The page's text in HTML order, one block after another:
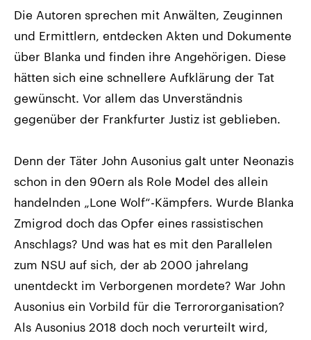
Die Autoren sprechen mit Anwälten, Zeuginnen
und Ermittlern, entdecken Akten und Dokumente
über Blanka und finden ihre Angehörigen. Diese
hätten sich eine schnellere Aufklärung der Tat
gewünscht. Vor allem das Unverständnis
gegenüber der Frankfurter Justiz ist geblieben.
Denn der Täter John Ausonius galt unter Neonazis
schon in den 90ern als Role Model des allein
handelnden „Lone Wolf“-Kämpfers. Wurde Blanka
Zmigrod doch das Opfer eines rassistischen
Anschlags? Und was hat es mit den Parallelen
zum NSU auf sich, der ab 2000 jahrelang
unentdeckt im Verborgenen mordete? War John
Ausonius ein Vorbild für die Terrororganisation?
Als Ausonius 2018 doch noch verurteilt wird,